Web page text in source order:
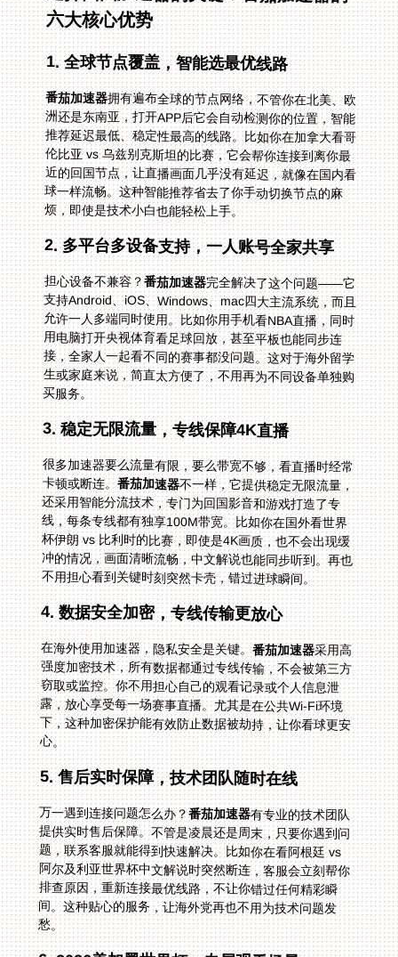
六大核心优势
1. 全球节点覆盖，智能选最优线路
番茄加速器拥有遍布全球的节点网络，不管你在北美、欧
洲还是东南亚，打开APP后它会自动检测你的位置，智能
推荐延迟最低、稳定性最高的线路。比如你在加拿大看哥
伦比亚 vs 乌兹别克斯坦的比赛，它会帮你连接到离你最
近的回国节点，让直播画面几乎没有延迟，就像在国内看
球一样流畅。这种智能推荐省去了你手动切换节点的麻
烦，即使是技术小白也能轻松上手。
2. 多平台多设备支持，一人账号全家共享
担心设备不兼容？番茄加速器完全解决了这个问题——它
支持Android、iOS、Windows、mac四大主流系统，而且
允许一人多端同时使用。比如你用手机看NBA直播，同时
用电脑打开央视体育看足球回放，甚至平板也能同步连
接，全家人一起看不同的赛事都没问题。这对于海外留学
生或家庭来说，简直太方便了，不用再为不同设备单独购
买服务。
3. 稳定无限流量，专线保障4K直播
很多加速器要么流量有限，要么带宽不够，看直播时经常
卡顿或断连。番茄加速器不一样，它提供稳定无限流量，
还采用智能分流技术，专门为回国影音和游戏打造了专
线，每条专线都有独享100M带宽。比如你在国外看世界
杯伊朗 vs 比利时的比赛，即使是4K画质，也不会出现缓
冲的情况，画面清晰流畅，中文解说也能同步听到。再也
不用担心看到关键时刻突然卡壳，错过进球瞬间。
4. 数据安全加密，专线传输更放心
在海外使用加速器，隐私安全是关键。番茄加速器采用高
强度加密技术，所有数据都通过专线传输，不会被第三方
窃取或监控。你不用担心自己的观看记录或个人信息泄
露，放心享受每一场赛事直播。尤其是在公共Wi-Fi环境
下，这种加密保护能有效防止数据被劫持，让你看球更安
心。
5. 售后实时保障，技术团队随时在线
万一遇到连接问题怎么办？番茄加速器有专业的技术团队
提供实时售后保障。不管是凌晨还是周末，只要你遇到问
题，联系客服就能得到快速解决。比如你在看阿根廷 vs
阿尔及利亚世界杯中文解说时突然断连，客服会立刻帮你
排查原因，重新连接最优线路，不让你错过任何精彩瞬
间。这种贴心的服务，让海外党再也不用为技术问题发
愁。